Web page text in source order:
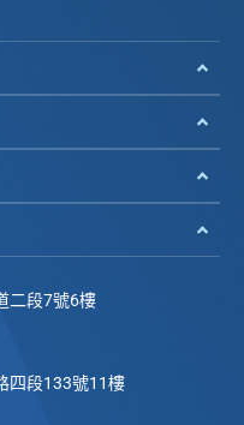
二段7號6樓
四段133號11樓